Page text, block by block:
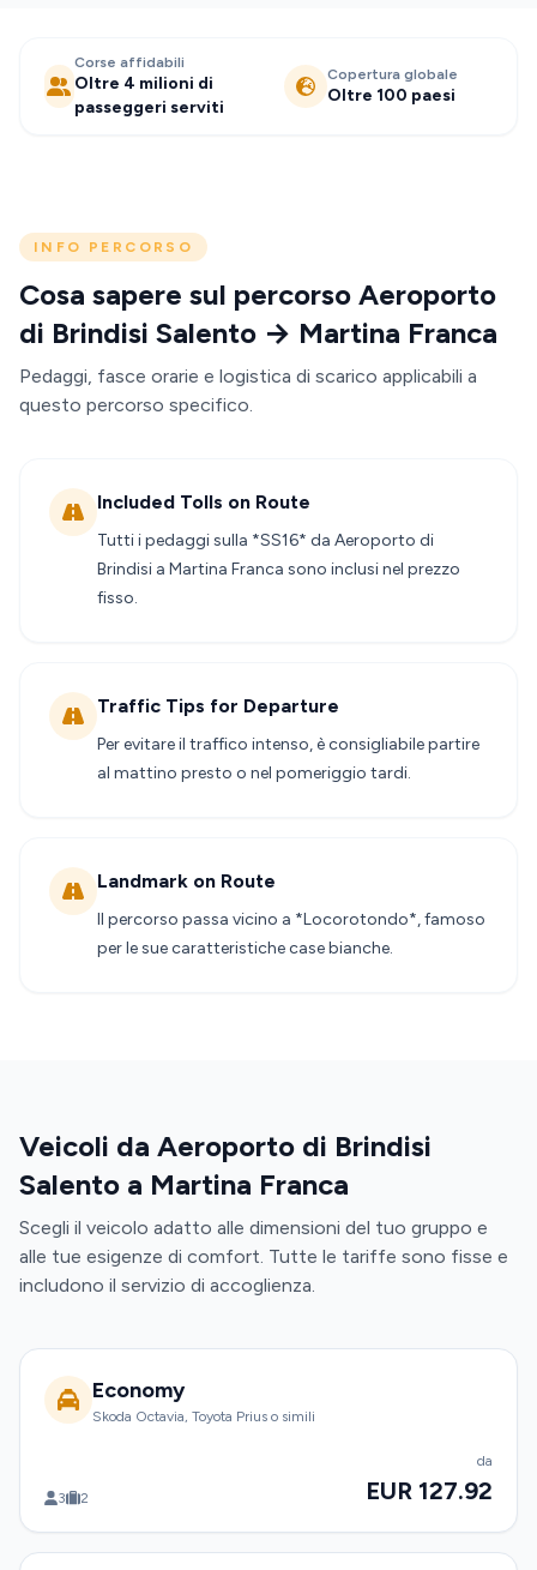
Corse affidabili
Oltre 4 milioni di
passeggeri serviti
Copertura globale
Oltre 100 paesi
INFO PERCORSO
Cosa sapere sul percorso Aeroporto
di Brindisi Salento → Martina Franca
Pedaggi, fasce orarie e logistica di scarico applicabili a
questo percorso specifico.
Included Tolls on Route
Tutti i pedaggi sulla *SS16* da Aeroporto di
Brindisi a Martina Franca sono inclusi nel prezzo
fisso.
Traffic Tips for Departure
Per evitare il traffico intenso, è consigliabile partire
al mattino presto o nel pomeriggio tardi.
Landmark on Route
Il percorso passa vicino a *Locorotondo*, famoso
per le sue caratteristiche case bianche.
Veicoli da Aeroporto di Brindisi
Salento a Martina Franca
Scegli il veicolo adatto alle dimensioni del tuo gruppo e
alle tue esigenze di comfort. Tutte le tariffe sono fisse e
includono il servizio di accoglienza.
Economy
Skoda Octavia, Toyota Prius o simili
3 2
da
EUR 127.92